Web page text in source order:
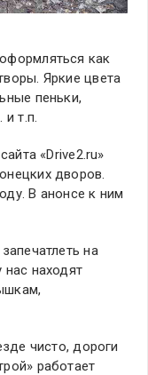
как
Яркие цвета
пеньки,
т.п.
«Drive2.ru»
дворов.
В анонсе к ним
на
находят
чисто, дороги
работает